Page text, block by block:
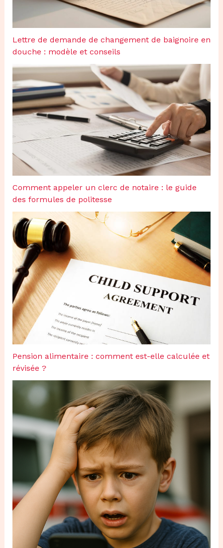
Lettre de demande de changement de baignoire en
douche : modèle et conseils
Comment appeler un clerc de notaire : le guide
des formules de politesse
Pension alimentaire : comment est-elle calculée et
révisée ?